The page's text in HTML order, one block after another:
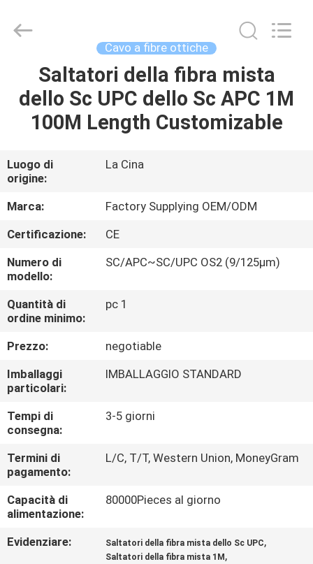
CASA
PRODOTTI
CIRCA
NOI
GIRO
DELLA
FABBRICA
CONTROLLO
DI
QUALITÀ
MAPPA
DEL
SITO
PRIVACY
POLICY
WanyYi Telecom Tech Co.,Limited.
Cavo a fibre ottiche
Saltatori della fibra mista
dello Sc UPC dello Sc APC 1M
100M Length Customizable
Luogo di
origine:
La Cina
Marca:
Factory Supplying OEM/ODM
Certificazione:
CE
Numero di
modello:
SC/APC~SC/UPC OS2 (9/125µm)
Quantità di
ordine minimo:
pc 1
Prezzo:
negotiable
Imballaggi
particolari:
IMBALLAGGIO STANDARD
Tempi di
consegna:
3-5 giorni
Termini di
pagamento:
L/C, T/T, Western Union, MoneyGram
Capacità di
alimentazione:
80000Pieces al giorno
Evidenziare: Saltatori della fibra mista dello Sc UPC,
Saltatori della fibra mista 1M ,